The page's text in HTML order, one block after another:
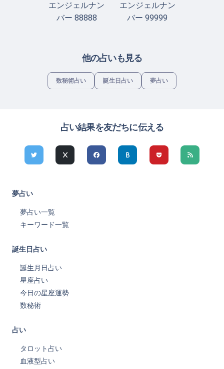
エンジェルナン
バー 88888
エンジェルナン
バー 99999
他の占いも見る
数秘術占い 誕生日占い 夢占い
占い結果を友だちに伝える
夢占い
夢占い一覧
キーワード一覧
誕生日占い
誕生月日占い
星座占い
今日の星座運勢
数秘術
占い
タロット占い
血液型占い